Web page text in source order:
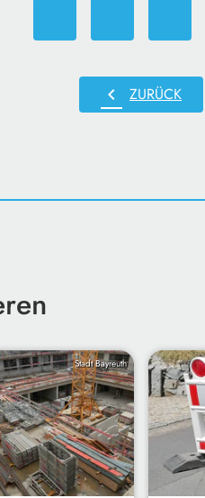
chevron_left ZURÜCK
Stadt Bayreuth